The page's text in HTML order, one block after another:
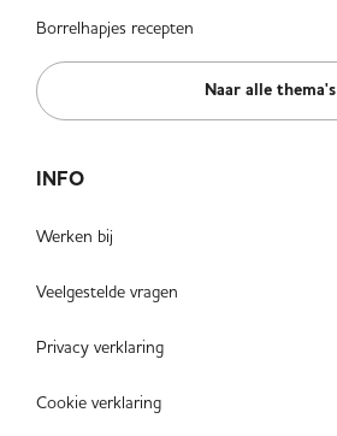
Borrelhapjes recepten
Naar alle thema's
INFO
Werken bij
Veelgestelde vragen
Privacy verklaring
Cookie verklaring